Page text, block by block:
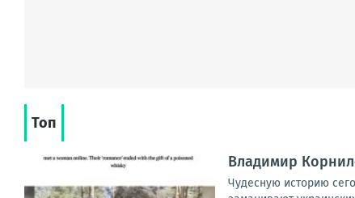
Топ
Владимир
Чудесную историю